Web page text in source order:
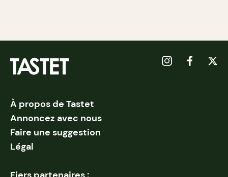
À propos de Tastet
Annoncez avec nous
Faire une suggestion
Légal